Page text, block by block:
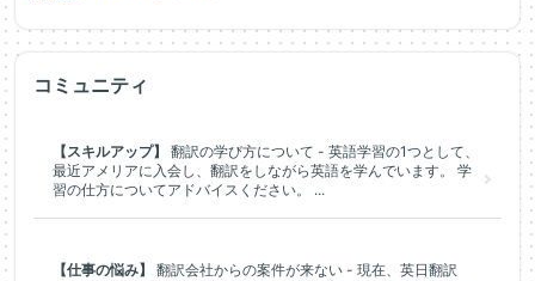
コミュニティ
【スキルアップ】
翻訳の学び方について - 英語学習の1つとして、
最近アメリアに入会し、翻訳をしながら英語を学んでいます。 学
習の仕方についてアドバイスください。 ...
【仕事の悩み】
翻訳会社からの案件が来ない - 現在、英日翻訳